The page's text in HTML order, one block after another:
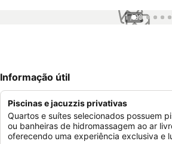
1 / 99
Informação útil
Piscinas e jacuzzis privativas
Quartos e suítes selecionados possuem
ou banheiras de hidromassagem ao ar
oferecendo uma experiência exclusiva e